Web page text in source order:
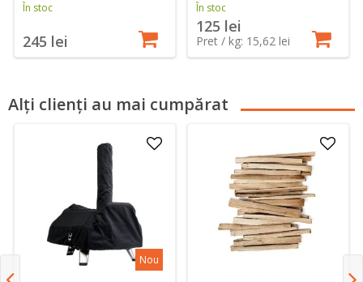
În stoc
245 lei
În stoc
125 lei
Pret / kg: 15,62 lei
Alți clienți au mai cumpărat
Nou